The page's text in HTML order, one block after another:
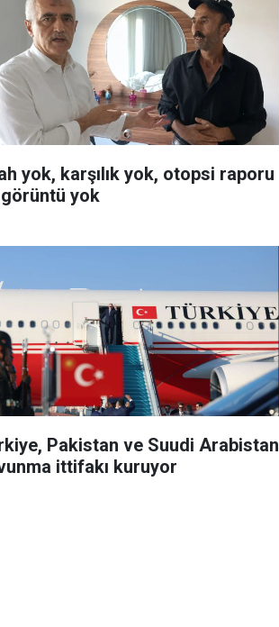
yok, karşılık yok, otopsi raporu
yok
Pakistan ve Suudi Arabistan
ittifakı kuruyor